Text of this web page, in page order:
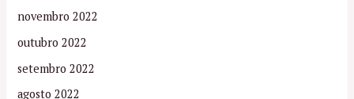
novembro 2022
outubro 2022
setembro 2022
agosto 2022